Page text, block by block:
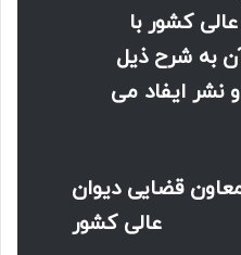
کشور با
به شرح ذیل
ایفاد می
قضایی دیوان
عالی کشور